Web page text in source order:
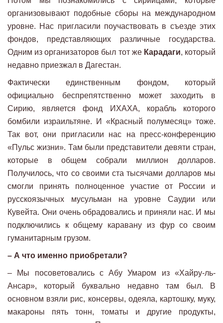
организовывают подобные сборы на международном
уровне. Нас пригласили поучаствовать в съезде этих
фондов, представляющих различные государства.
Одним из организаторов был тот же Карадаги, который
недавно приезжал в Дагестан.
Фактически единственным фондом, который
официально беспрепятственно может заходить в
Сирию, является фонд ИХАХА, корабль которого
бомбили израильтяне. И «Красный полумесяц» тоже.
Так вот, они пригласили нас на пресс-конференцию
«Пульс жизни». Там были представители девяти стран,
которые в общем собрали миллион долларов.
Получилось, что со своими ста тысячами долларов мы
смогли принять полноценное участие от России и
русскоязычных мусульман на уровне Саудии или
Кувейта. Они очень обрадовались и приняли нас. И мы
подключились к общему каравану из фур со своим
гуманитарным грузом.
– А что именно приобретали?
– Мы посоветовались с Абу Умаром из «Хайру-ль-
Ансар», который буквально недавно там был. В
основном взяли рис, консервы, одеяла, картошку, муку,
макароны пять тонн, томаты и другие продукты,